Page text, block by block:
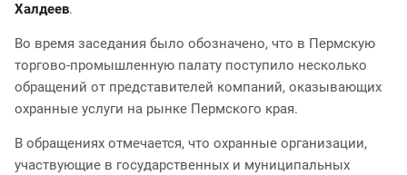
Халдеев.
Во время заседания было обозначено, что в Пермскую
торгово-промышленную палату поступило несколько
обращений от представителей компаний, оказывающих
охранные услуги на рынке Пермского края.
В обращениях отмечается, что охранные организации,
участвующие в государственных и муниципальных